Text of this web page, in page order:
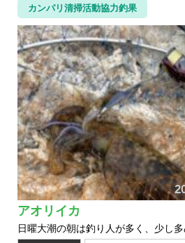
カンパリ清掃活動協力釣果
アオリイカ
日曜大潮の朝は釣り人が多く、少し多